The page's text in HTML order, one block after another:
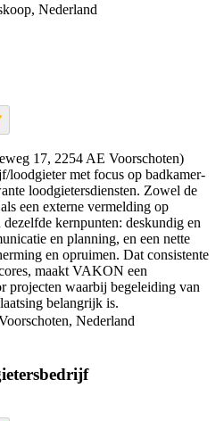
Nederland
17, 2254 AE Voorschoten)
loodgieter met focus op badkamer-
loodgietersdiensten. Zowel de
een externe vermelding op
kernpunten: deskundig en
en planning, en een nette
en opruimen. Dat consistente
maakt VAKON een
projecten waarbij begeleiding van
belangrijk is.
Nederland